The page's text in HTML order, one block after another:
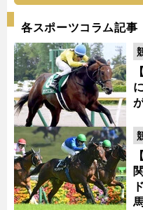
各スポーツコラム記事